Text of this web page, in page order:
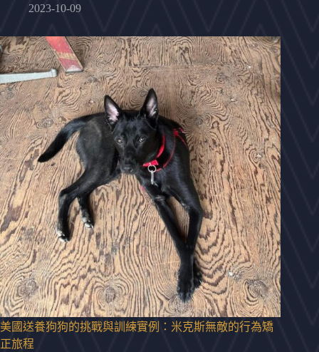
2023-10-09
美國送養狗狗的挑戰與訓練實例：米克斯無敵的行為矯
正旅程